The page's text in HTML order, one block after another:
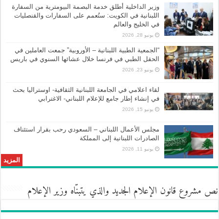
المزيد
وزير الداخلية أطلق خدمة البصمة البيومترية من السفارة
اللبنانية في الكويت: ستُعمم على السفارات والقنصليات
في الخليج والعالم
يونيو 28, 2026
“الجمعية الطبية اللبنانية – الأوروبية” جمعت العاملين في
الحقل الطبي في فرنسا خلال عشائها السنوي في باريس
يونيو 23, 2026
لقاء اعلامي في الجامعة اللبنانية الثقافية- اوستراليا بحث
في إنشاء إطار جامع للإعلام اللبناني- الاغترابي
يونيو 15, 2026
مجلس الأعمال اللبناني – السعودي رحب بقرار استئناف
الصادرات اللبنانية إلى المملكة
يونيو 11, 2026
نص مشروع قانون الإعلام الجديد والذي يتبنّاه وزير الإعلام